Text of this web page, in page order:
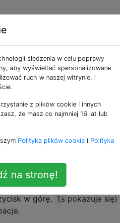
oknach
od dwóch do
i otwieram inny
jestem ls w jednym,
w górę, ls pokazuje się)
śledzenia w celu poprawy
aby wyświetlać spersonalizowane
ruch w naszej witrynie, i
z plików cookie i innych
że masz co najmniej 16 lat lub
Polityka plików cookie i Polityka
na stronę!